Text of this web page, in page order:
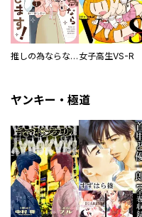
推しの為ならなんでもします！ 女子高生VS-R
ヤンキー・極道